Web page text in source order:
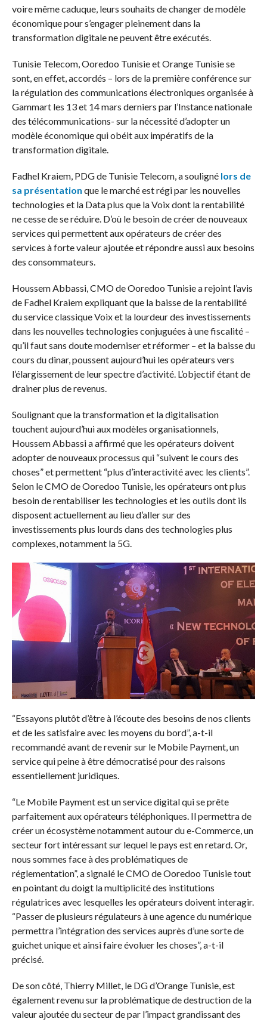
voire même caduque, leurs souhaits de changer de modèle
économique pour s’engager pleinement dans la
transformation digitale ne peuvent être exécutés.
Tunisie Telecom, Ooredoo Tunisie et Orange Tunisie se
sont, en effet, accordés – lors de la première conférence sur
la régulation des communications électroniques organisée à
Gammart les 13 et 14 mars derniers par l’Instance nationale
des télécommunications- sur la nécessité d’adopter un
modèle économique qui obéit aux impératifs de la
transformation digitale.
Fadhel Kraiem, PDG de Tunisie Telecom, a souligné lors de
sa présentation que le marché est régi par les nouvelles
technologies et la Data plus que la Voix dont la rentabilité
ne cesse de se réduire. D’où le besoin de créer de nouveaux
services qui permettent aux opérateurs de créer des
services à forte valeur ajoutée et répondre aussi aux besoins
des consommateurs.
Houssem Abbassi, CMO de Ooredoo Tunisie a rejoint l’avis
de Fadhel Kraiem expliquant que la baisse de la rentabilité
du service classique Voix et la lourdeur des investissements
dans les nouvelles technologies conjuguées à une fiscalité –
qu’il faut sans doute moderniser et réformer – et la baisse du
cours du dinar, poussent aujourd’hui les opérateurs vers
l’élargissement de leur spectre d’activité. L’objectif étant de
drainer plus de revenus.
Soulignant que la transformation et la digitalisation
touchent aujourd’hui aux modèles organisationnels,
Houssem Abbassi a affirmé que les opérateurs doivent
adopter de nouveaux processus qui “suivent le cours des
choses” et permettent “plus d’interactivité avec les clients”.
Selon le CMO de Ooredoo Tunisie, les opérateurs ont plus
besoin de rentabiliser les technologies et les outils dont ils
disposent actuellement au lieu d’aller sur des
investissements plus lourds dans des technologies plus
complexes, notamment la 5G.
“Essayons plutôt d’être à l’écoute des besoins de nos clients
et de les satisfaire avec les moyens du bord”, a-t-il
recommandé avant de revenir sur le Mobile Payment, un
service qui peine à être démocratisé pour des raisons
essentiellement juridiques.
“Le Mobile Payment est un service digital qui se prête
parfaitement aux opérateurs téléphoniques. Il permettra de
créer un écosystème notamment autour du e-Commerce, un
secteur fort intéressant sur lequel le pays est en retard. Or,
nous sommes face à des problématiques de
réglementation”, a signalé le CMO de Ooredoo Tunisie tout
en pointant du doigt la multiplicité des institutions
régulatrices avec lesquelles les opérateurs doivent interagir.
“Passer de plusieurs régulateurs à une agence du numérique
permettra l’intégration des services auprès d’une sorte de
guichet unique et ainsi faire évoluer les choses”, a-t-il
précisé.
De son côté, Thierry Millet, le DG d’Orange Tunisie, est
également revenu sur la problématique de destruction de la
valeur ajoutée du secteur de par l’impact grandissant des